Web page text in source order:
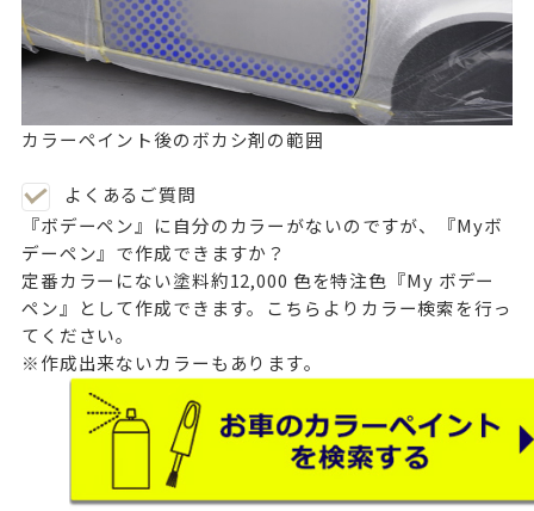
カラーペイント後のボカシ剤の範囲
よくあるご質問
『ボデーペン』に自分のカラーがないのですが、『Myボ
デーペン』で作成できますか？
定番カラーにない塗料約12,000 色を特注色『My ボデー
ペン』として作成できます。 こちら よりカラー検索を行っ
てください。
※作成出来ないカラーもあります。